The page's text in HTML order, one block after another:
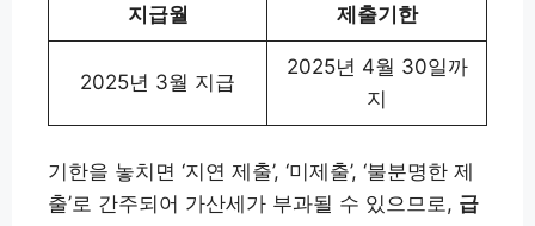
지급월 제출기한
2025년 3월 지급
2025년 4월 30일까
지
기한을 놓치면 ‘지연 제출’, ‘미제출’, ‘불분명한 제
출’로 간주되어 가산세가 부과될 수 있으므로, 급